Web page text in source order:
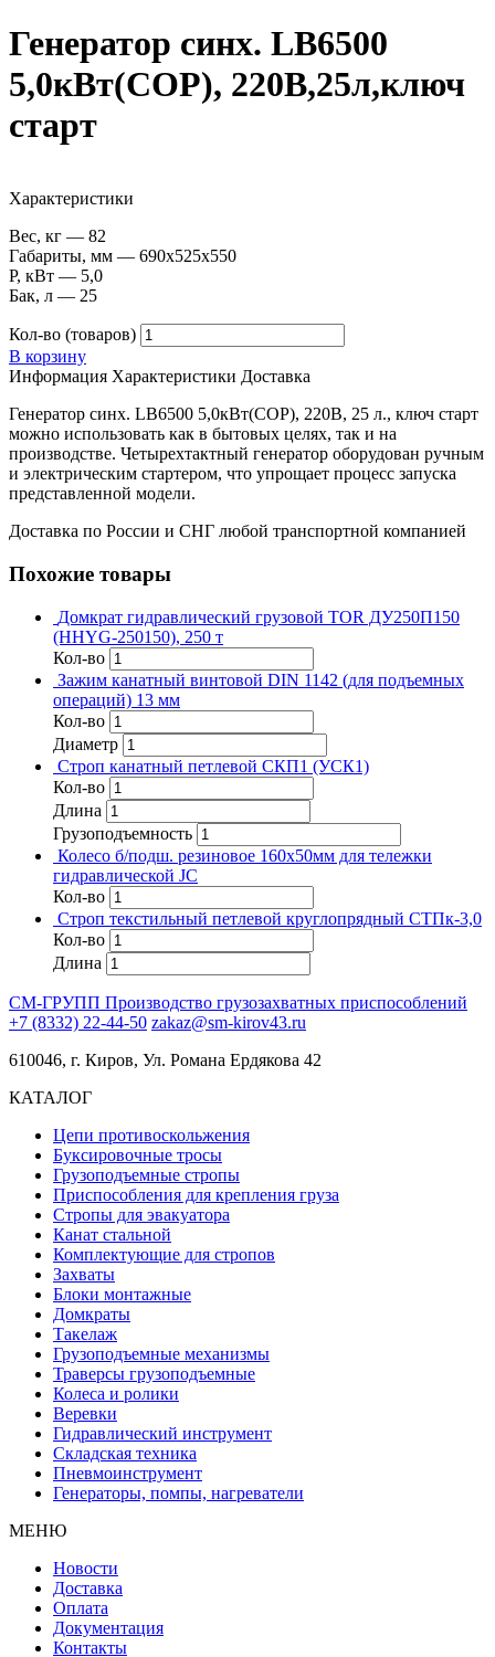
Генератор синх. LB6500
5,0кВт(COP), 220В,25л,ключ
старт
Характеристики
Вес, кг — 82
Габариты, мм — 690х525х550
P, кВт — 5,0
Бак, л — 25
Кол-во (товаров)
В корзину
Информация Характеристики Доставка
Генератор синх. LB6500 5,0кВт(COP), 220В, 25 л., ключ старт
можно использовать как в бытовых целях, так и на
производстве. Четырехтактный генератор оборудован ручным
и электрическим стартером, что упрощает процесс запуска
представленной модели.
Доставка по России и СНГ любой транспортной компанией
Похожие товары
Домкрат гидравлический грузовой TOR ДУ250П150
(HHYG-250150), 250 т
Кол-во
Зажим канатный винтовой DIN 1142 (для подъемных
операций) 13 мм
Кол-во
Диаметр
Строп канатный петлевой СКП1 (УСК1)
Кол-во
Длина
Грузоподъемность
Колесо б/подш. резиновое 160х50мм для тележки
гидравлической JC
Кол-во
Строп текстильный петлевой круглопрядный СТПк-3,0
Кол-во
Длина
СМ-ГРУПП Производство грузозахватных приспособлений
+7 (8332) 22-44-50 zakaz@sm-kirov43.ru
610046, г. Киров, Ул. Романа Ердякова 42
КАТАЛОГ
Цепи противоскольжения
Буксировочные тросы
Грузоподъемные стропы
Приспособления для крепления груза
Стропы для эвакуатора
Канат стальной
Комплектующие для стропов
Захваты
Блоки монтажные
Домкраты
Такелаж
Грузоподъемные механизмы
Траверсы грузоподъемные
Колеса и ролики
Веревки
Гидравлический инструмент
Складская техника
Пневмоинструмент
Генераторы, помпы, нагреватели
МЕНЮ
Новости
Доставка
Оплата
Документация
Контакты